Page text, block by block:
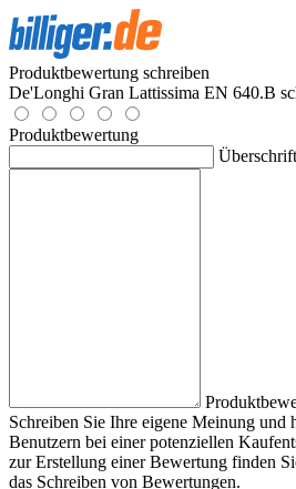
Produktbewertung schreiben
De'Longhi Gran Lattissima EN 640.B
Produktbewertung
Schreiben Sie Ihre eigene Meinung und
Benutzern bei einer potenziellen
zur Erstellung einer Bewertung finden
das Schreiben von Bewertungen.